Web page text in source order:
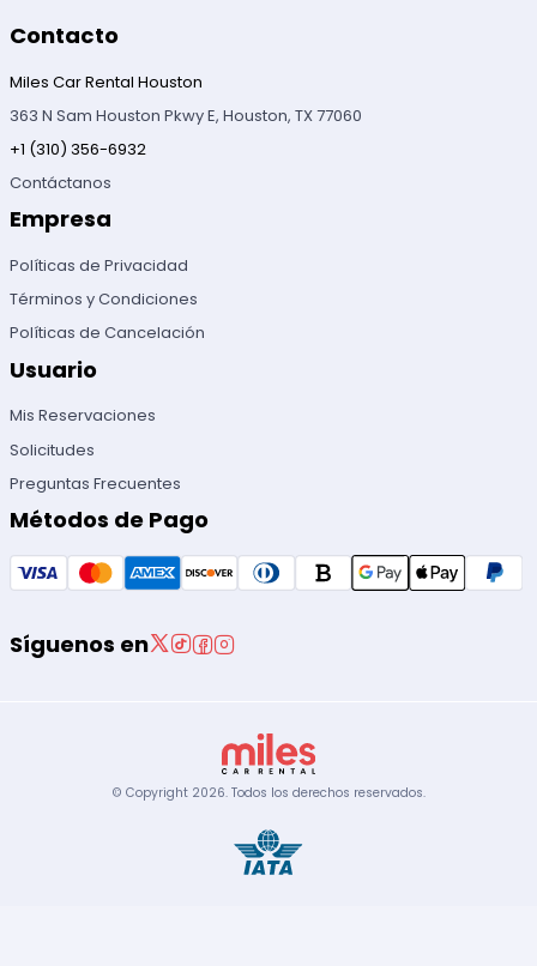
Contacto
Miles Car Rental Houston
363 N Sam Houston Pkwy E, Houston, TX 77060
+1 (310) 356-6932
Contáctanos
Empresa
Políticas de Privacidad
Términos y Condiciones
Políticas de Cancelación
Usuario
Mis Reservaciones
Solicitudes
Preguntas Frecuentes
Métodos de Pago
Síguenos en
© Copyright 2026. Todos los derechos reservados.